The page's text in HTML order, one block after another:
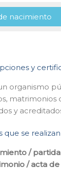
nacimiento
y
organismo
y
que se
/
/ acta